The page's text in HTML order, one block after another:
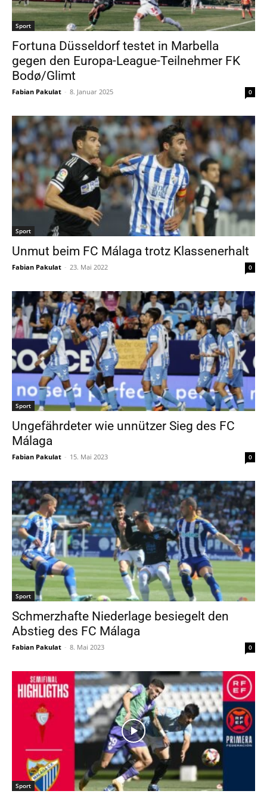
Sport
Fortuna Düsseldorf testet in Marbella
gegen den Europa-League-Teilnehmer FK
Bodø/Glimt
Fabian Pakulat - 8. Januar 2025 0
Sport
Unmut beim FC Málaga trotz Klassenerhalt
Fabian Pakulat - 23. Mai 2022 0
Sport
Ungefährdeter wie unnützer Sieg des FC
Málaga
Fabian Pakulat - 15. Mai 2023 0
Sport
Schmerzhafte Niederlage besiegelt den
Abstieg des FC Málaga
Fabian Pakulat - 8. Mai 2023 0
Sport